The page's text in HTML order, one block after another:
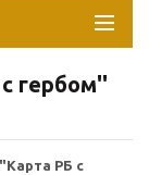
гербом''
РБ с